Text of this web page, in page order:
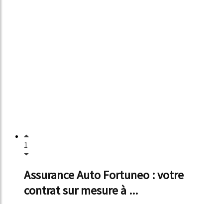
1
Assurance Auto Fortuneo : votre
contrat sur mesure à ...